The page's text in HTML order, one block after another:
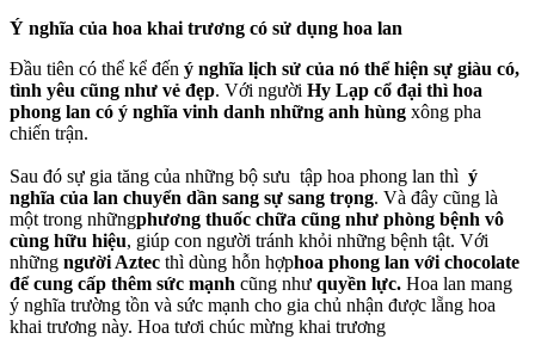
Ý nghĩa của hoa khai trương có sử dụng hoa lan
Đầu tiên có thể kể đến ý nghĩa lịch sử của nó thể hiện sự giàu có,
tình yêu cũng như vẻ đẹp. Với người Hy Lạp cổ đại thì hoa
phong lan có ý nghĩa vinh danh những anh hùng xông pha
chiến trận.
Sau đó sự gia tăng của những bộ sưu tập hoa phong lan thì ý
nghĩa của lan chuyển dần sang sự sang trọng. Và đây cũng là
một trong nhữngphương thuốc chữa cũng như phòng bệnh vô
cùng hữu hiệu, giúp con người tránh khỏi những bệnh tật. Với
những người Aztec thì dùng hỗn hợphoa phong lan với chocolate
để cung cấp thêm sức mạnh cũng như quyền lực. Hoa lan mang
ý nghĩa trường tồn và sức mạnh cho gia chủ nhận được lẵng hoa
khai trương này. Hoa tươi chúc mừng khai trương